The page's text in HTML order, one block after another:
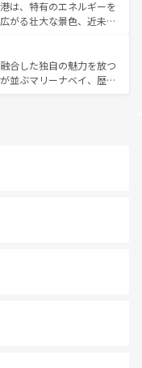
訪れてもあたたかい人々
っと忘れられない旅にな
ーケットやクラビの美し
ことができる。タイ料理
の季節にも異なる楽しみ
の人々、仏教を中心とし
、訪れる旅人を魅了し続
は、特有のエネルギーを
がる壮大な景色、近未来
。観光スポットが密集し
るのも魅力。息をのむよ
香港を存分に楽しみ尽く
合した独自の魅力を放つ
並ぶマリーナベイ、歴史
しめる外せないスポット